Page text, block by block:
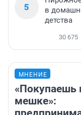
5
в
детства
30 675
МНЕНИЕ
«Покупаешь
мешке»: